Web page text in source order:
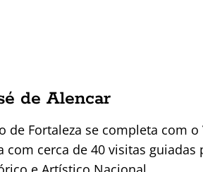
de Alencar
de Fortaleza se completa com o
com cerca de 40 visitas